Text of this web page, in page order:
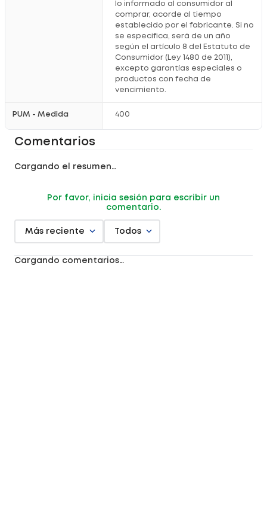
lo informado al consumidor al
comprar, acorde al tiempo
establecido por el fabricante. Si no
se especifica, será de un año
según el artículo 8 del Estatuto de
Consumidor (Ley 1480 de 2011),
excepto garantías especiales o
productos con fecha de
vencimiento.
PUM - Medida 400
Comentarios
Cargando el resumen…
Por favor, inicia sesión para escribir un
comentario.
Más reciente Todos
Cargando comentarios…